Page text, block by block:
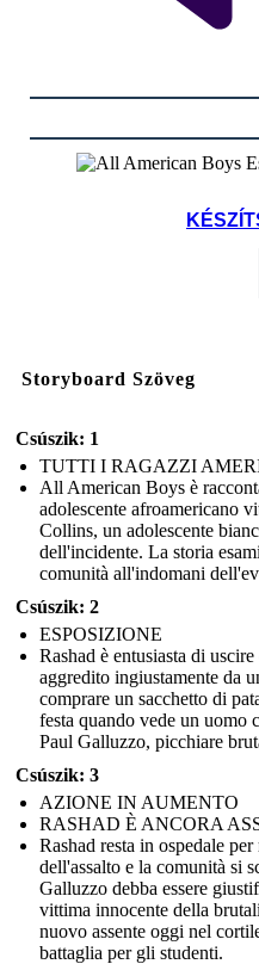
Storyboard Szöveg
Csúszik: 1
TUTTI I RAGAZZI
All American Boys è
adolescente afroamericano
Collins, un adolescente
dell'incidente. La storia
comunità all'indomani
Csúszik: 2
ESPOSIZIONE
Rashad è entusiasta di
aggredito ingiustamente da
comprare un sacchetto di
festa quando vede un uomo
Paul Galluzzo, picchiare
Csúszik: 3
AZIONE IN AUMENTO
RASHAD È ANCORA
Rashad resta in ospedale
dell'assalto e la comunità si
Galluzzo debba essere
vittima innocente della
nuovo assente oggi nel
battaglia per gli studenti.